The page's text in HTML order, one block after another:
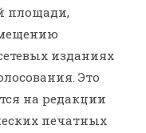
площади,
изданиях
Это
на редакции
печатных